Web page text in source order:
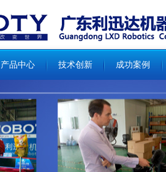
产品中心 技术创新 成功案例